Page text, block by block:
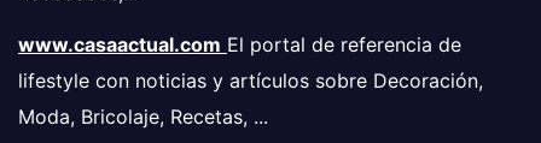
www.casaactual.com El portal de referencia de
lifestyle con noticias y artículos sobre Decoración,
Moda, Bricolaje, Recetas, ...